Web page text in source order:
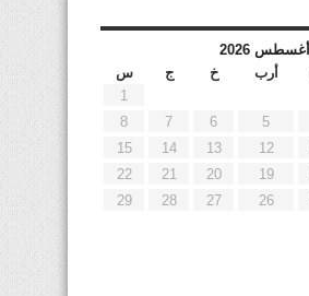
أغسطس 2026
أرب خ ج
س
1
5
6
7
8
12
13
14
15
19
20
21
22
26
27
28
29